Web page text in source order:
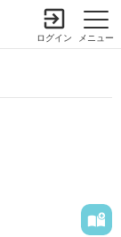
メニュー
ログイン